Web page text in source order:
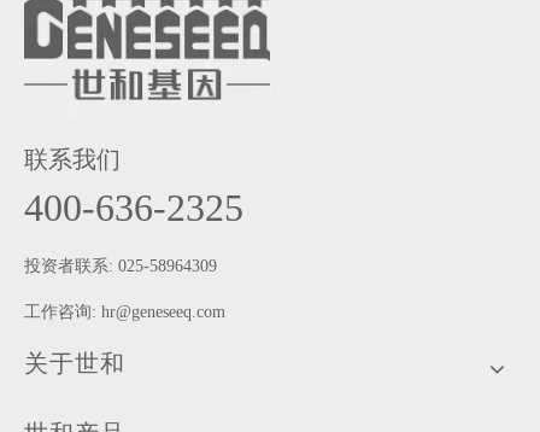
联系我们
400-636-2325
投资者联系: 025-58964309
工作咨询: hr@geneseeq.com
关于世和